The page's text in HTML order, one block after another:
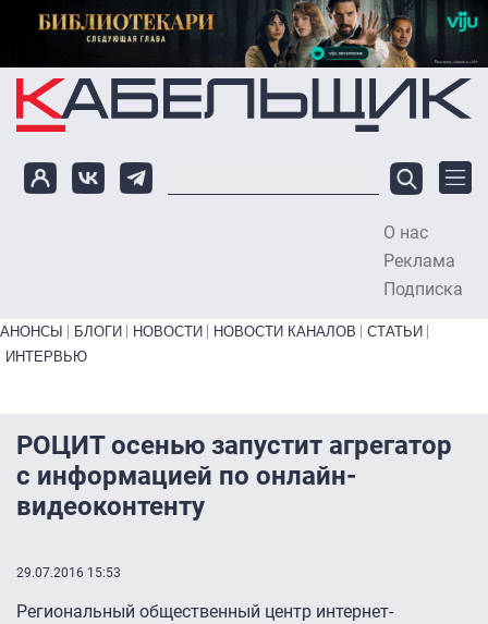
Перейти к основному содержанию
О нас
Реклама
Подписка
Primary links bottom
АНОНСЫ БЛОГИ НОВОСТИ НОВОСТИ КАНАЛОВ
СТАТЬИ
ИНТЕРВЬЮ
РОЦИТ осенью запустит агрегатор
с информацией по онлайн-
видеоконтенту
29.07.2016 15:53
Региональный общественный центр интернет-